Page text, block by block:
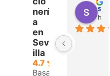
nerí
a
en
Sev
illa
4.7
Basado